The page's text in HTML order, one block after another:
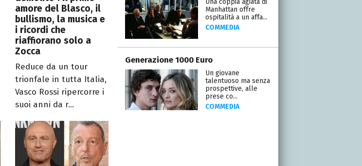
amore del Blasco, il
bullismo, la musica e
i ricordi che
riaffiorano solo a
Zocca
Reduce da un tour
trionfale in tutta Italia,
Vasco Rossi ripercorre i
suoi anni da r...
Manhattan offre
ospitalità a un affa...
COMMEDIA
Generazione 1000 Euro
Un giovane
talentuoso ma senza
prospettive, alle
prese co...
COMMEDIA